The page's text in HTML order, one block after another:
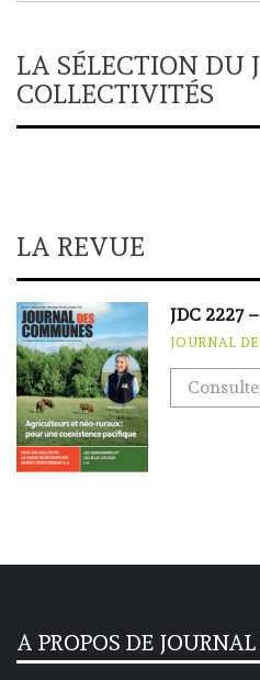
LA SÉLECTION DU
COLLECTIVITÉS
LA REVUE
JDC 2227
JOURNAL
A PROPOS DE